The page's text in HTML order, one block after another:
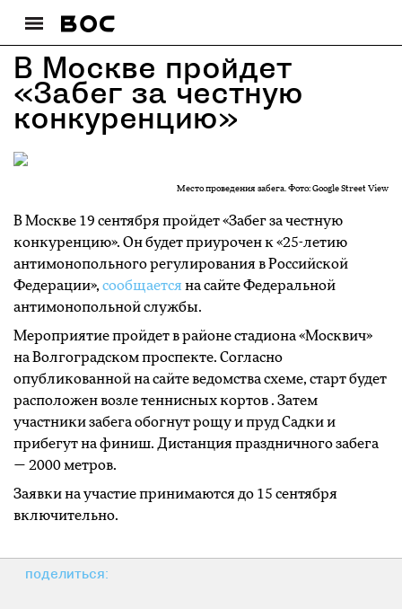
В Москве пройдет
«Забег за честную
конкуренцию»
Место проведения забега. Фото: Google Street View
В Москве 19 сентября пройдет «Забег за честную
конкуренцию». Он будет приурочен к «25-летию
антимонопольного регулирования в Российской
Федерации», сообщается на сайте Федеральной
антимонопольной службы.
Мероприятие пройдет в районе стадиона «Москвич»
на Волгоградском проспекте. Согласно
опубликованной на сайте ведомства схеме, старт будет
расположен возле теннисных кортов . Затем
участники забега обогнут рощу и пруд Садки и
прибегут на финиш. Дистанция праздничного забега
— 2000 метров.
Заявки на участие принимаются до 15 сентября
включительно.
поделиться: